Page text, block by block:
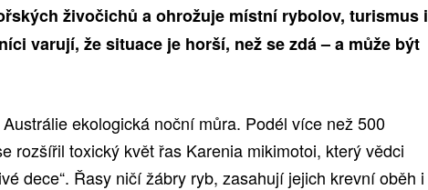
živočichů a ohrožuje místní rybolov, turismus i
varují, že situace je horší, než se zdá – a může být
ekologická noční můra. Podél více než 500
rozšířil toxický květ řas Karenia mikimotoi, který vědci
dece“. Řasy ničí žábry ryb, zasahují jejich krevní oběh i